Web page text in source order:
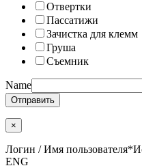
Отвертки
Пассатижи
Зачистка для клемм
Груша
Съемник
Name
Отправить
×
Логин / Имя пользователя*
ENG